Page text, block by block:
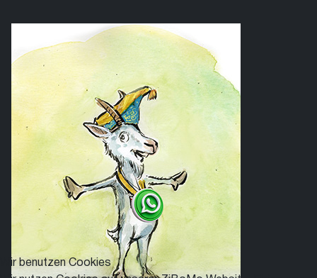
Wir benutzen Cookies